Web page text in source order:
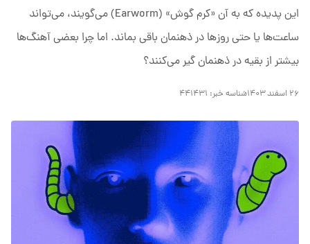
این پدیده که به آن «کرم گوش» (Earworm) می‌گویند، می‌تواند
ساعت‌ها یا حتی روزها در ذهنمان باقی بماند. اما چرا بعضی آهنگ‌ها
بیشتر از بقیه در ذهنمان گیر می‌کنند؟
۲۶ اسفند ۱۴۰۳ شناسه خبر: ۴۴۱۴۳۱